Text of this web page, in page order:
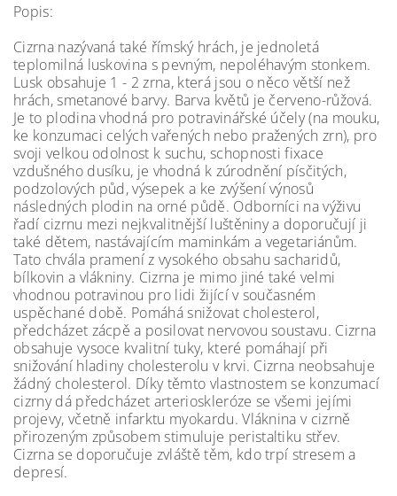
Popis:
Cizrna nazývaná také římský hrách, je jednoletá
teplomilná luskovina s pevným, nepoléhavým stonkem.
Lusk obsahuje 1 - 2 zrna, která jsou o něco větší než
hrách, smetanové barvy. Barva květů je červeno-růžová.
Je to plodina vhodná pro potravinářské účely (na mouku,
ke konzumaci celých vařených nebo pražených zrn), pro
svoji velkou odolnost k suchu, schopnosti fixace
vzdušného dusíku, je vhodná k zúrodnění písčitých,
podzolových půd, výsepek a ke zvýšení výnosů
následných plodin na orné půdě. Odborníci na výživu
řadí cizrnu mezi nejkvalitnější luštěniny a doporučují ji
také dětem, nastávajícím maminkám a vegetariánům.
Tato chvála pramení z vysokého obsahu sacharidů,
bílkovin a vlákniny. Cizrna je mimo jiné také velmi
vhodnou potravinou pro lidi žijící v současném
uspěchané době. Pomáhá snižovat cholesterol,
předcházet zácpě a posilovat nervovou soustavu. Cizrna
obsahuje vysoce kvalitní tuky, které pomáhají při
snižování hladiny cholesterolu v krvi. Cizrna neobsahuje
žádný cholesterol. Díky těmto vlastnostem se konzumací
cizrny dá předcházet arterioskleróze se všemi jejími
projevy, včetně infarktu myokardu. Vláknina v cizrně
přirozeným způsobem stimuluje peristaltiku střev.
Cizrna se doporučuje zvláště těm, kdo trpí stresem a
depresí.